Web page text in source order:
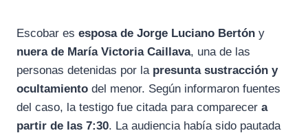
Escobar es esposa de Jorge Luciano Bertón y
nuera de María Victoria Caillava, una de las
personas detenidas por la presunta sustracción y
ocultamiento del menor. Según informaron fuentes
del caso, la testigo fue citada para comparecer a
partir de las 7:30. La audiencia había sido pautada